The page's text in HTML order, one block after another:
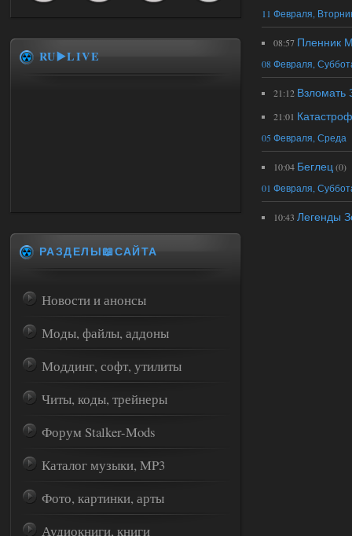
11 Февраля,
08:57 Пленник
08 Февраля,
21:12 Взломать
21:01
05 Февраля, Среда
10:04 Беглец(0)
01 Февраля,
10:43 Легенды
RU▶️LIVE
РАЗДЕЛЫ📖САЙТА
Новости и анонсы
Моды, файлы, аддоны
Моддинг, софт, утилиты
Читы, коды, трейнеры
Форум Stalker-Mods
Каталог музыки, MP3
Фото, картинки, арты
Аудиокниги, книги